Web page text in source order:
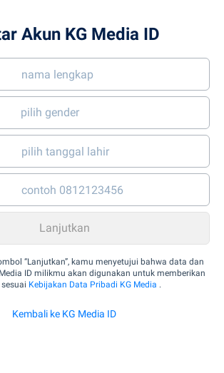
Akun KG Media ID
“Lanjutkan”, kamu menyetujui bahwa data dan
ID milikmu akan digunakan untuk memberikan
Kebijakan Data Pribadi KG Media .
Kembali ke KG Media ID